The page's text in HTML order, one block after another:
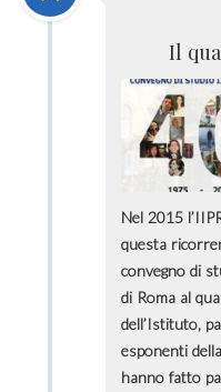
Il
Nel 2015
questa
convegno di
di Roma al
dell’Istituto,
esponenti
hanno fatto